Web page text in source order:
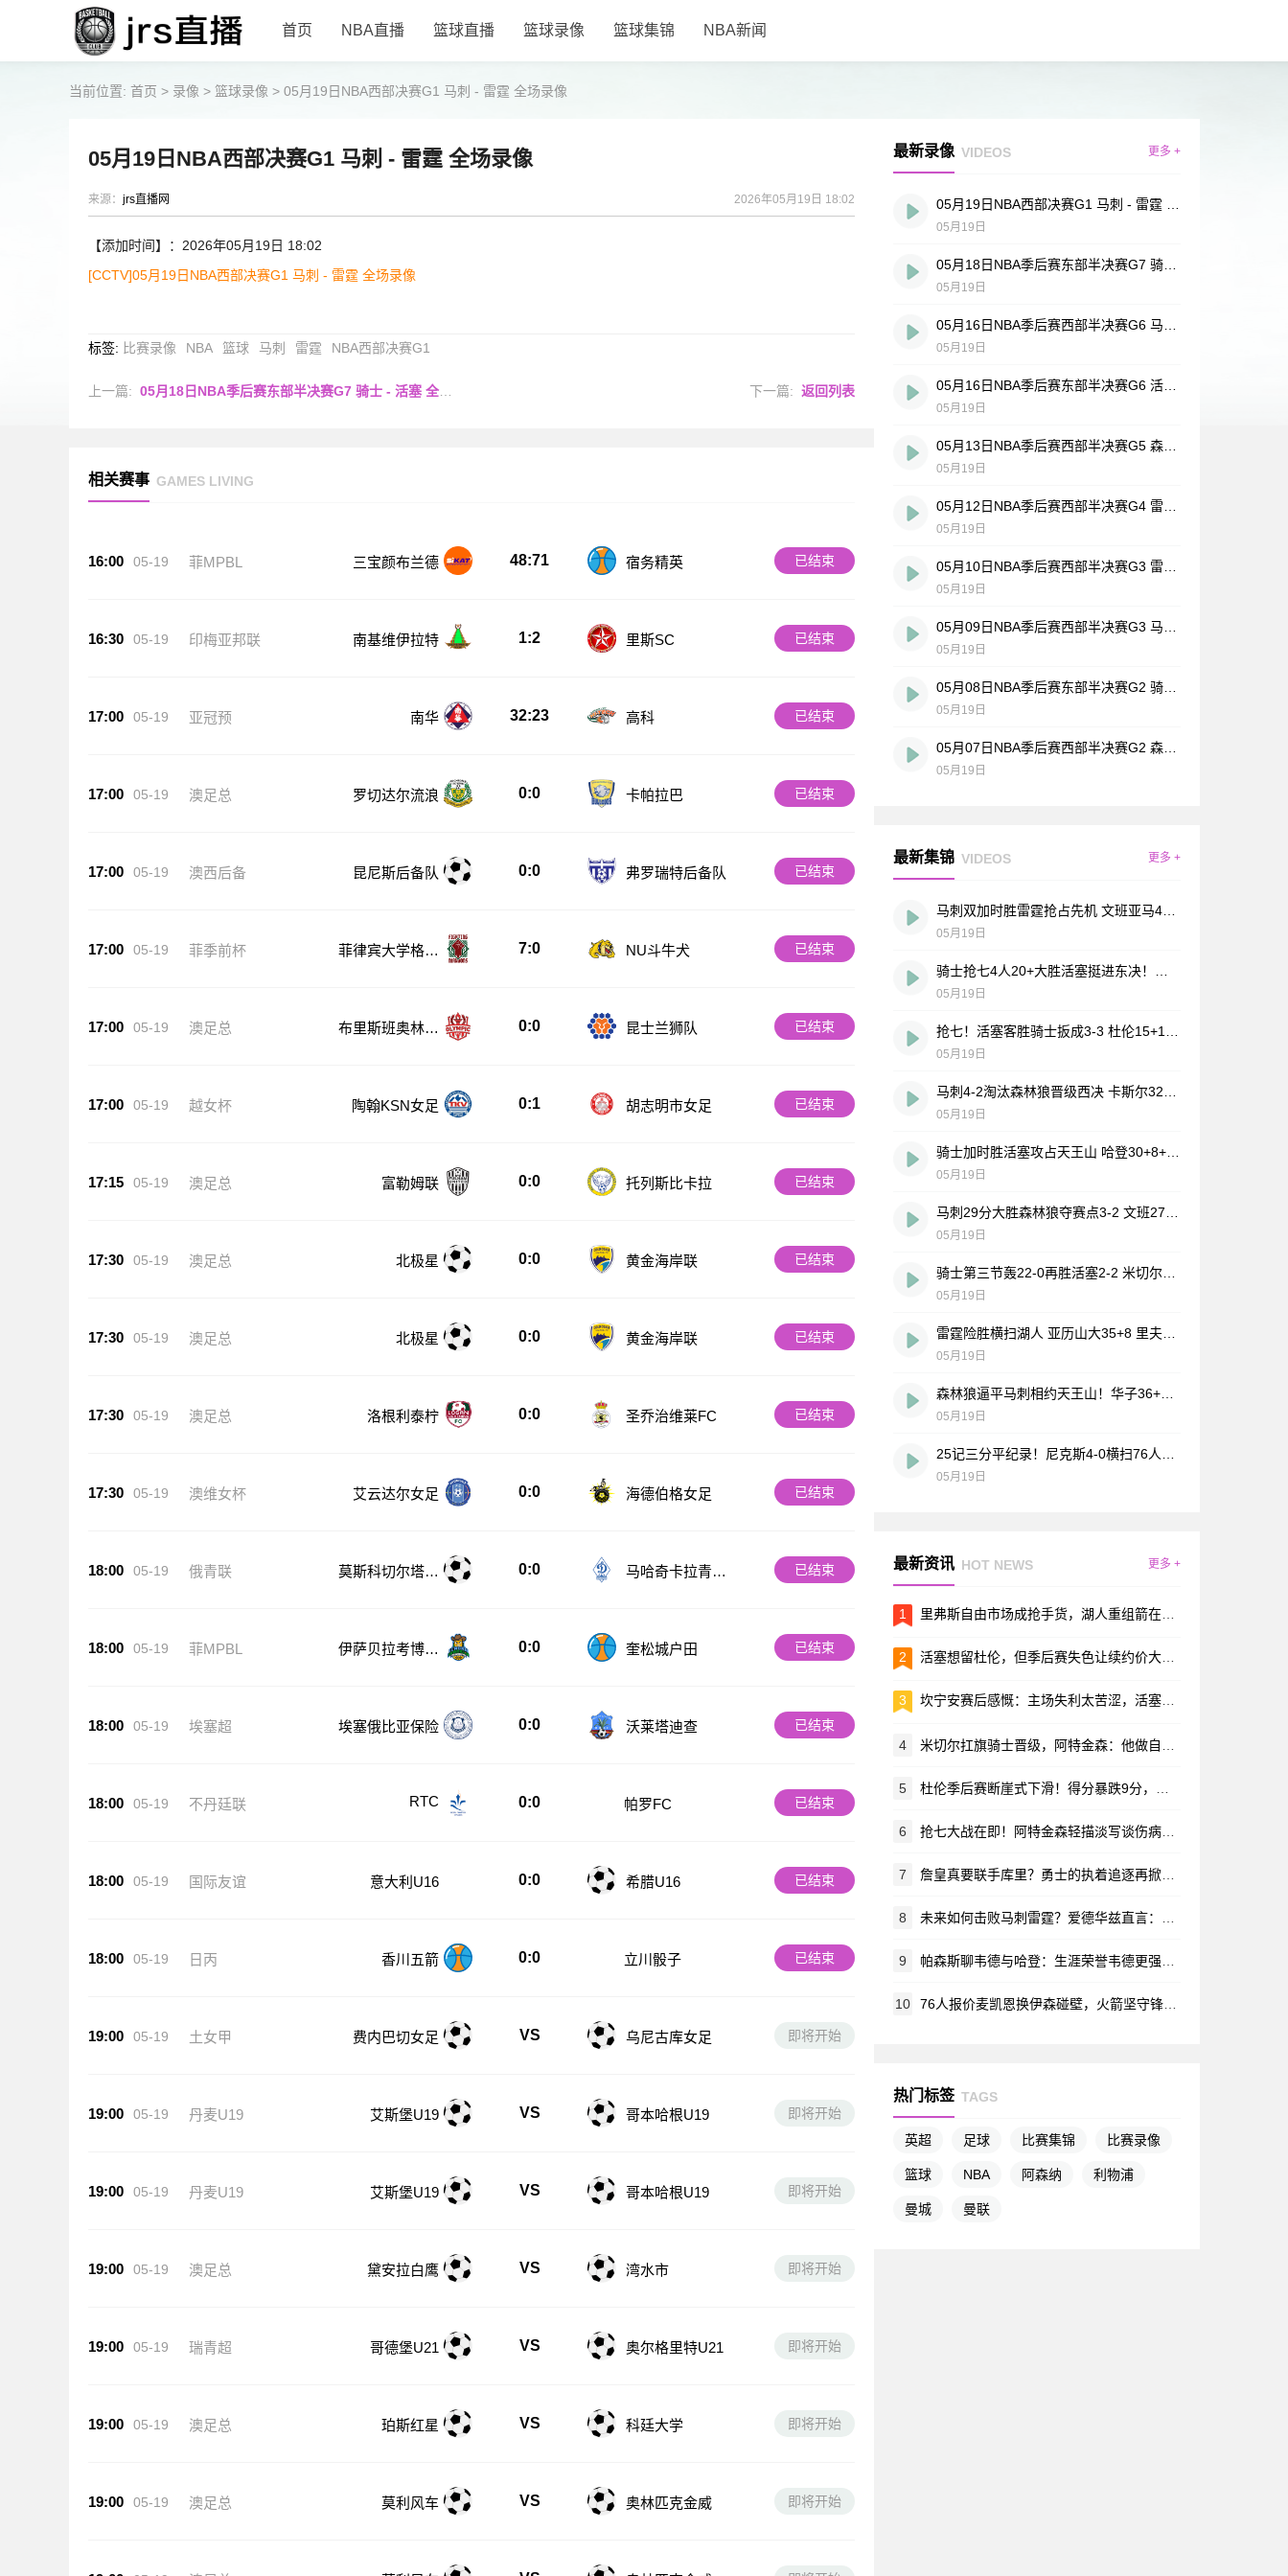
首页 NBA直播 篮球直播 篮球录像 篮球集锦 NBA新闻
当前位置: 首页 > 录像 > 篮球录像 > 05月19日NBA西部决赛G1 马刺 - 雷霆 全场录像
05月19日NBA西部决赛G1 马刺 - 雷霆 全场录像
来源： jrs直播网 2026年05月19日 18:02
【添加时间】：2026年05月19日 18:02
[CCTV]05月19日NBA西部决赛G1 马刺 - 雷霆 全场录像
标签: 比赛录像 NBA 篮球 马刺 雷霆 NBA西部决赛G1
上一篇: 05月18日NBA季后赛东部半决赛G7 骑士 - 活塞 全场录像 下一篇: 返回列表
相关赛事 GAMES LIVING
16:00 05-19 菲MPBL 三宝颜布兰德 48:71 宿务精英 已结束
16:30 05-19 印梅亚邦联 南基维伊拉特 1:2 里斯SC 已结束
17:00 05-19 亚冠预 南华 32:23 高科 已结束
17:00 05-19 澳足总 罗切达尔流浪 0:0 卡帕拉巴 已结束
17:00 05-19 澳西后备 昆尼斯后备队 0:0 弗罗瑞特后备队 已结束
17:00 05-19 菲季前杯
菲律宾大学格斗
7:0 NU斗牛犬 已结束
17:00 05-19 澳足总
布里斯班奥林匹
0:0 昆士兰狮队 已结束
17:00 05-19 越女杯 陶翰KSN女足 0:1 胡志明市女足 已结束
17:15 05-19 澳足总 富勒姆联 0:0 托列斯比卡拉 已结束
17:30 05-19 澳足总 北极星 0:0 黄金海岸联 已结束
17:30 05-19 澳足总 北极星 0:0 黄金海岸联 已结束
17:30 05-19 澳足总 洛根利泰柠 0:0 圣乔治维莱FC 已结束
17:30 05-19 澳维女杯 艾云达尔女足 0:0 海德伯格女足 已结束
18:00 05-19 俄青联
莫斯科切尔塔诺
0:0
马哈奇卡拉青年
已结束
18:00 05-19 菲MPBL
伊萨贝拉考博伊
0:0 奎松城户田 已结束
18:00 05-19 埃塞超 埃塞俄比亚保险 0:0 沃莱塔迪查 已结束
18:00 05-19 不丹廷联 RTC 0:0 帕罗FC 已结束
18:00 05-19 国际友谊 意大利U16 0:0 希腊U16 已结束
18:00 05-19 日丙 香川五箭 0:0 立川骰子 已结束
19:00 05-19 土女甲 费内巴切女足 VS 乌尼古库女足 即将开始
丹麦U19 艾斯堡U19 VS 哥本哈根U19 即将开始
丹麦U19 艾斯堡U19 VS 哥本哈根U19 即将开始
澳足总 黛安拉白鹰 VS 湾水市 即将开始
瑞青超 哥德堡U21 VS 奥尔格里特U21 即将开始
澳足总 珀斯红星 VS 科廷大学 即将开始
澳足总 莫利风车 VS 奥林匹克金威 即将开始
澳足总 莫利风车 VS 奥林匹克金威 即将开始
最新录像 VIDEOS 更多 +
05月19日
05月19日
05月19日
05月19日
05月19日
05月19日
05月19日
05月19日
05月19日
05月19日
最新集锦 VIDEOS 更多 +
05月19日
05月19日
05月19日
05月19日
05月19日
05月19日
05月19日
05月19日
05月19日
05月19日
最新资讯 HOT NEWS 更多 +
1 里弗斯自由市场成抢手货，湖人重组箭在弦上，东契奇或坐收渔利？
2 活塞想留杜伦，但季后赛失色让续约价大打折扣
3 坎宁安赛后感慨：主场失利太苦涩，活塞还得从失败里找答案
4 米切尔扛旗骑士晋级，阿特金森：他做自己就赢了
5 杜伦季后赛断崖式下滑！得分暴跌9分，命中率骤降12.7%
6 抢七大战在即！阿特金森轻描淡写谈伤病：全队状态稳定，梅里尔病情大有好转
7 詹皇真要联手库里？勇士的执着追逐再掀波澜
8 未来如何击败马刺雷霆？爱德华兹直言：这不是该问我的问题
9 帕森斯聊韦德与哈登：生涯荣誉韦德更强，进攻技术哈登占优
10 76人报价麦凯恩换伊森碰壁，火箭坚守锋线未来
热门标签 TAGS
英超 足球 比赛集锦 比赛录像
篮球 NBA 阿森纳 利物浦
曼城 曼联